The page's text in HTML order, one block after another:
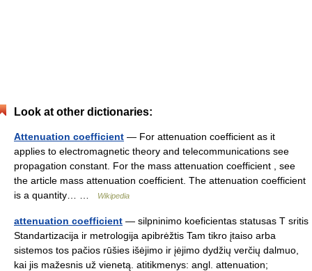
Look at other dictionaries:
Attenuation coefficient — For attenuation coefficient as it
applies to electromagnetic theory and telecommunications see
propagation constant. For the mass attenuation coefficient , see
the article mass attenuation coefficient. The attenuation coefficient
is a quantity… …
Wikipedia
attenuation coefficient — silpninimo koeficientas statusas T sritis
Standartizacija ir metrologija apibrėžtis Tam tikro įtaiso arba
sistemos tos pačios rūšies išėjimo ir įėjimo dydžių verčių dalmuo,
kai jis mažesnis už vienetą. atitikmenys: angl. attenuation;